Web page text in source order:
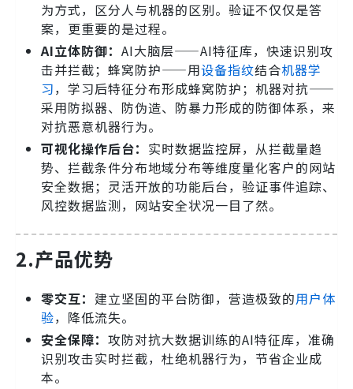
为方式，区分人与机器的区别。验证不仅仅是答
案，更重要的是过程。
AI立体防御： AI大脑层——AI特征库，快速识别攻
击并拦截；蜂窝防护——用设备指纹结合机器学
习，学习后特征分布形成蜂窝防护；机器对抗——
采用防拟器、防伪造、防暴力形成的防御体系，来
对抗恶意机器行为。
可视化操作后台： 实时数据监控屏，从拦截量趋
势、拦截条件分布地域分布等维度量化客户的网站
安全数据；灵活开放的功能后台，验证事件追踪、
风控数据监测，网站安全状况一目了然。
2.产品优势
零交互： 建立坚固的平台防御，营造极致的用户体
验，降低流失。
安全保障： 攻防对抗大数据训练的AI特征库，准确
识别攻击实时拦截，杜绝机器行为，节省企业成
本。